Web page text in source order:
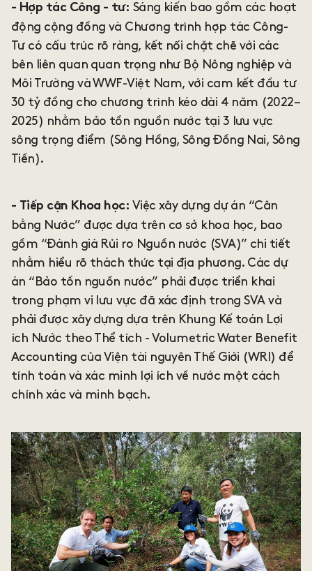
- Hợp tác Công - tư: Sáng kiến bao gồm các hoạt
động cộng đồng và Chương trình hợp tác Công-
Tư có cấu trúc rõ ràng, kết nối chặt chẽ với các
bên liên quan quan trọng như Bộ Nông nghiệp và
Môi Trường và WWF-Việt Nam, với cam kết đầu tư
30 tỷ đồng cho chương trình kéo dài 4 năm (2022–
2025) nhằm bảo tồn nguồn nước tại 3 lưu vực
sông trọng điểm (Sông Hồng, Sông Đồng Nai, Sông
Tiền).
- Tiếp cận Khoa học: Việc xây dựng dự án “Cân
bằng Nước” được dựa trên cơ sở khoa học, bao
gồm “Đánh giá Rủi ro Nguồn nước (SVA)” chi tiết
nhằm hiểu rõ thách thức tại địa phương. Các dự
án “Bảo tồn nguồn nước” phải được triển khai
trong phạm vi lưu vực đã xác định trong SVA và
phải được xây dựng dựa trên Khung Kế toán Lợi
ích Nước theo Thể tích - Volumetric Water Benefit
Accounting của Viện tài nguyên Thế Giới (WRI) để
tính toán và xác minh lợi ích về nước một cách
chính xác và minh bạch.